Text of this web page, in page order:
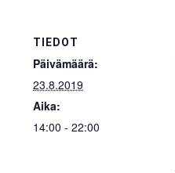
TIEDOT
Päivämäärä:
23.8.2019
Aika:
14:00 - 22:00